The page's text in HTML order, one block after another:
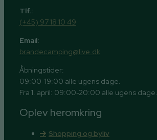
Tlf.:
(+45) 97 18 10 49
Email:
brandecamping@live.dk
Åbningstider:
09:00-19:00 alle ugens dage.
Fra 1. april: 09:00-20:00 alle ugens dage.
Oplev heromkring
Shopping og byliv